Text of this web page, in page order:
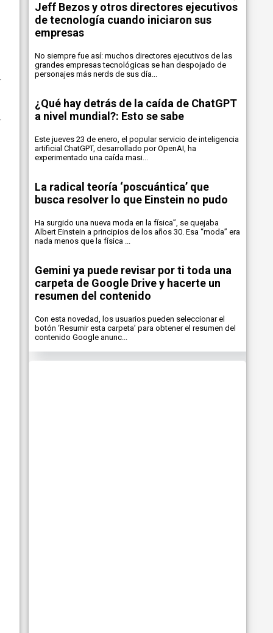
Jeff Bezos y otros directores ejecutivos
de tecnología cuando iniciaron sus
empresas
No siempre fue así: muchos directores ejecutivos de las
grandes empresas tecnológicas se han despojado de
personajes más nerds de sus día...
¿Qué hay detrás de la caída de ChatGPT
a nivel mundial?: Esto se sabe
Este jueves 23 de enero, el popular servicio de inteligencia
artificial ChatGPT, desarrollado por OpenAI, ha
experimentado una caída masi...
La radical teoría ‘poscuántica’ que
busca resolver lo que Einstein no pudo
Ha surgido una nueva moda en la física”, se quejaba
Albert Einstein a principios de los años 30. Esa “moda” era
nada menos que la física ...
Gemini ya puede revisar por ti toda una
carpeta de Google Drive y hacerte un
resumen del contenido
Con esta novedad, los usuarios pueden seleccionar el
botón ‘Resumir esta carpeta’ para obtener el resumen del
contenido Google anunc...